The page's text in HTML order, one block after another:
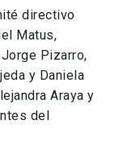
directivo
Matus,
Pizarro,
y Daniela
Araya y
del